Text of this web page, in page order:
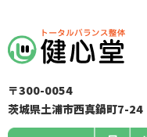
〒300-0054
茨城県土浦市西真鍋町7-24